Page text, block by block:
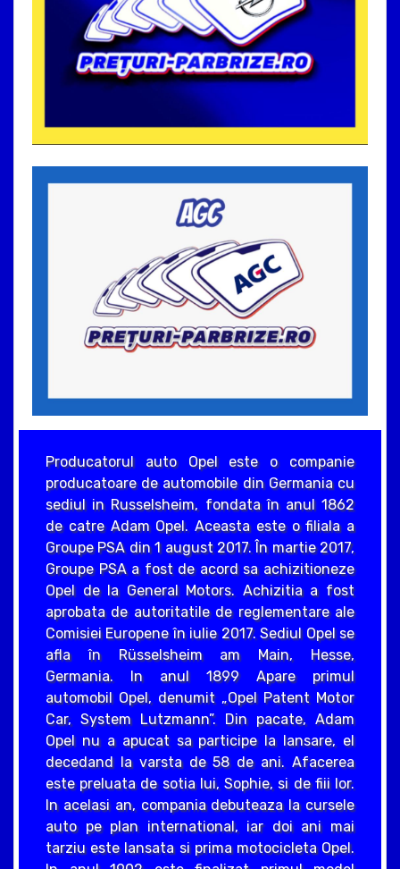
Producatorul auto Opel este o companie
producatoare de automobile din Germania cu
sediul in Russelsheim, fondata în anul 1862
de catre Adam Opel. Aceasta este o filiala a
Groupe PSA din 1 august 2017. În martie 2017,
Groupe PSA a fost de acord sa achizitioneze
Opel de la General Motors. Achizitia a fost
aprobata de autoritatile de reglementare ale
Comisiei Europene în iulie 2017. Sediul Opel se
afla în Rüsselsheim am Main, Hesse,
Germania. In anul 1899 Apare primul
automobil Opel, denumit „Opel Patent Motor
Car, System Lutzmann”. Din pacate, Adam
Opel nu a apucat sa participe la lansare, el
decedand la varsta de 58 de ani. Afacerea
este preluata de sotia lui, Sophie, si de fiii lor.
In acelasi an, compania debuteaza la cursele
auto pe plan international, iar doi ani mai
tarziu este lansata si prima motocicleta Opel.